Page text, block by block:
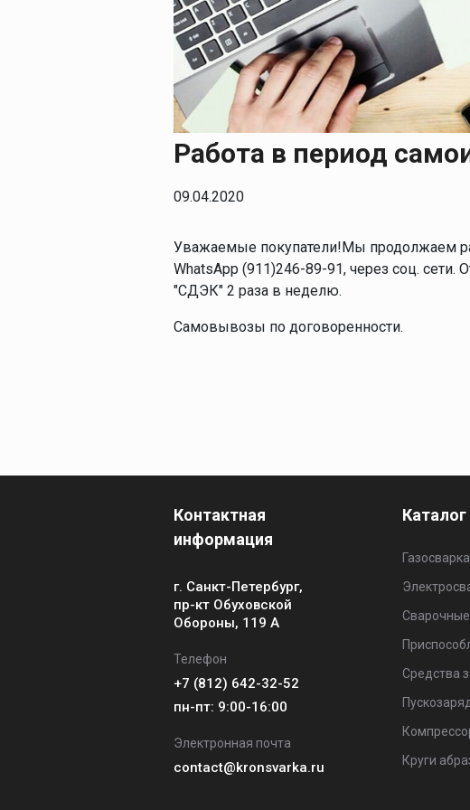
Печи для просушки и
прокалки электродов
Сварочные
приспособления
Магнитные фиксаторы
Тележки
Работа в период
09.04.2020
Уважаемые покупатели!Мы продолжаем
WhatsApp (911)246-89-91, через соц.
"СДЭК" 2 раза в неделю.
Самовывозы по договоренности.
Контактная
информация
г. Санкт-Петербург,
пр-кт Обуховской
Обороны, 119 А
Телефон
+7 (812) 642-32-52
пн-пт: 9:00-16:00
Электронная почта
contact@kronsvarka.ru
Каталог
Газосварка
Средства
Круги